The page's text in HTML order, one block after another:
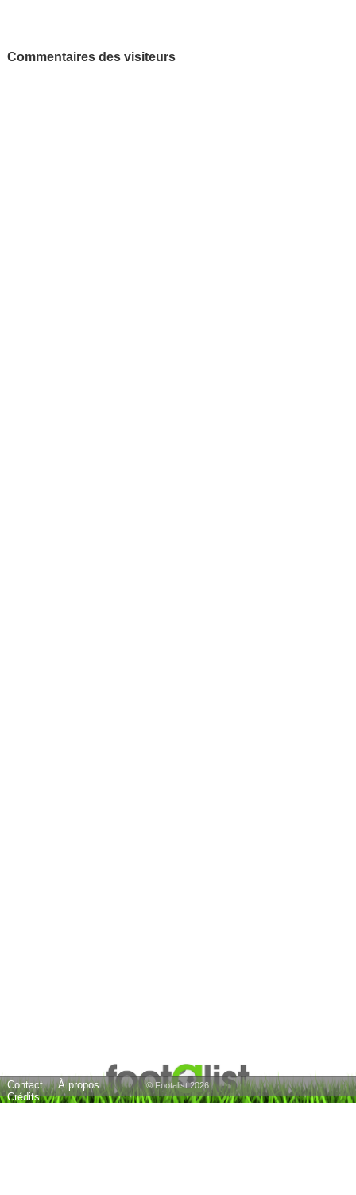
Commentaires des visiteurs
Contact
À propos
Crédits
© Footalist 2026